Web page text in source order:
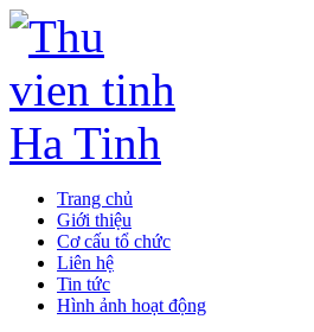
Trang chủ
Giới thiệu
Cơ cấu tổ chức
Liên hệ
Tin tức
Hình ảnh hoạt động